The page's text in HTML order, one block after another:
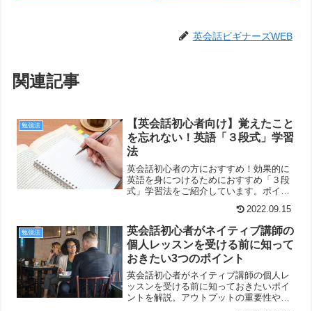
英会話ビギナーズWEB
関連記事
勉強法
【英会話初心者向け】覚えたこと
を忘れない！英語「３段式」学習
法
英会話初心者の方におすすめ！効果的に
英語を身につけるためにおすすめ「３段
式」学習法をご紹介しています。ポイン
2022.09.15
勉強法
英会話初心者がネイティブ講師の
個人レッスンを受ける前に知って
おきたい3つのポイント
英会話初心者がネイティブ講師の個人レ
ッスンを受ける前に知っておきたいポイ
ントを解説。アウトプットの重要性や、